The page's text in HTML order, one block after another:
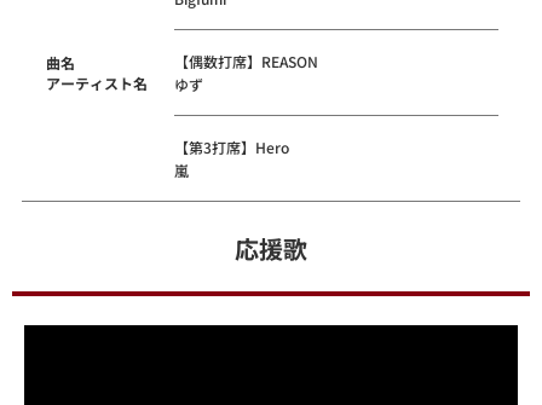
曲名
アーティスト名
【偶数打席】REASON
ゆず
【第3打席】Hero
嵐
応援歌